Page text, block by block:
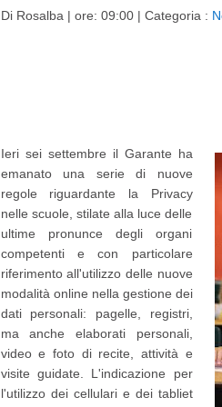
Di Rosalba | ore: 09:00 | Categoria :
Ieri sei settembre il Garante ha
emanato una serie di nuove
regole riguardante la Privacy
nelle scuole, stilate alla luce delle
ultime pronunce degli organi
competenti e con particolare
riferimento all'utilizzo delle nuove
modalità online nella gestione dei
dati personali: pagelle, registri,
ma anche elaborati personali,
video e foto di recite, attività e
visite guidate. L'indicazione per
l'utilizzo dei cellulari e dei tabliet